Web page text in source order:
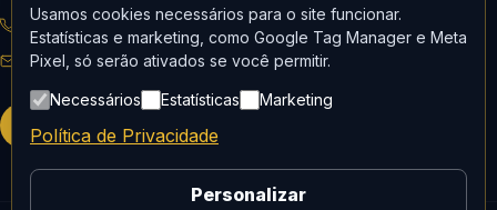
11 3488-9300 RECEPÇÃO
recepcao@almont.com.br
Solicitar orçamento
Usamos cookies necessários para o site funcionar.
Estatísticas e marketing, como Google Tag Manager e Meta
Pixel, só serão ativados se você permitir.
Necessários Estatísticas Marketing
Política de Privacidade
Personalizar